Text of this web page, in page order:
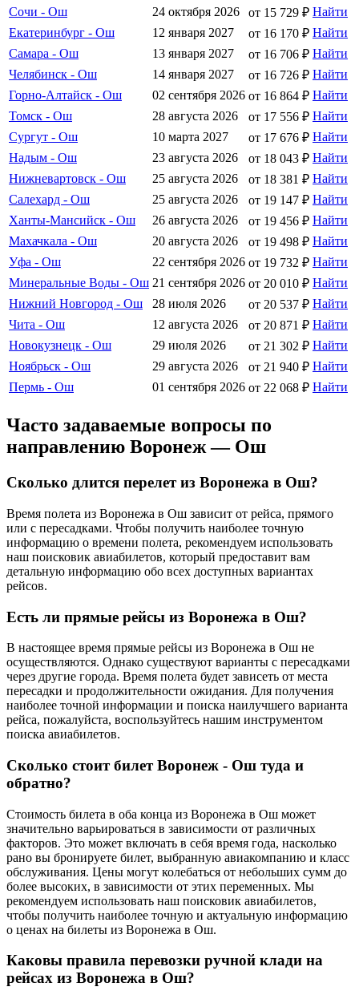
Сочи - Ош
24 октября 2026 от 15 729 ₽ Найти
Екатеринбург - Ош
12 января 2027 от 16 170 ₽ Найти
Самара - Ош
13 января 2027 от 16 706 ₽ Найти
Челябинск - Ош
14 января 2027 от 16 726 ₽ Найти
Горно-Алтайск - Ош
02 сентября 2026 от 16 864 ₽ Найти
Томск - Ош
28 августа 2026 от 17 556 ₽ Найти
Сургут - Ош
10 марта 2027 от 17 676 ₽ Найти
Надым - Ош
23 августа 2026 от 18 043 ₽ Найти
Нижневартовск - Ош
25 августа 2026 от 18 381 ₽ Найти
Салехард - Ош
25 августа 2026 от 19 147 ₽ Найти
Ханты-Мансийск - Ош
26 августа 2026 от 19 456 ₽ Найти
Махачкала - Ош
20 августа 2026 от 19 498 ₽ Найти
Уфа - Ош
22 сентября 2026 от 19 732 ₽ Найти
Минеральные Воды - Ош 21 сентября 2026 от 20 010 ₽ Найти
Нижний Новгород - Ош
28 июля 2026 от 20 537 ₽ Найти
Чита - Ош
12 августа 2026 от 20 871 ₽ Найти
Новокузнецк - Ош
29 июля 2026 от 21 302 ₽ Найти
Ноябрьск - Ош
29 августа 2026 от 21 940 ₽ Найти
Пермь - Ош
01 сентября 2026 от 22 068 ₽ Найти
Часто задаваемые вопросы по
направлению Воронеж — Ош
Сколько длится перелет из Воронежа в Ош?
Время полета из Воронежа в Ош зависит от рейса, прямого
или с пересадками. Чтобы получить наиболее точную
информацию о времени полета, рекомендуем использовать
наш поисковик авиабилетов, который предоставит вам
детальную информацию обо всех доступных вариантах
рейсов.
Есть ли прямые рейсы из Воронежа в Ош?
В настоящее время прямые рейсы из Воронежа в Ош не
осуществляются. Однако существуют варианты с пересадками
через другие города. Время полета будет зависеть от места
пересадки и продолжительности ожидания. Для получения
наиболее точной информации и поиска наилучшего варианта
рейса, пожалуйста, воспользуйтесь нашим инструментом
поиска авиабилетов.
Сколько стоит билет Воронеж - Ош туда и
обратно?
Стоимость билета в оба конца из Воронежа в Ош может
значительно варьироваться в зависимости от различных
факторов. Это может включать в себя время года, насколько
рано вы бронируете билет, выбранную авиакомпанию и класс
обслуживания. Цены могут колебаться от небольших сумм до
более высоких, в зависимости от этих переменных. Мы
рекомендуем использовать наш поисковик авиабилетов,
чтобы получить наиболее точную и актуальную информацию
о ценах на билеты из Воронежа в Ош.
Каковы правила перевозки ручной клади на
рейсах из Воронежа в Ош?